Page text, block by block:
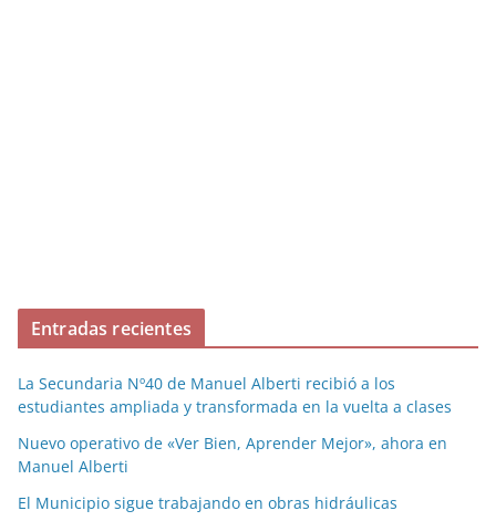
Entradas recientes
La Secundaria Nº40 de Manuel Alberti recibió a los
estudiantes ampliada y transformada en la vuelta a clases
Nuevo operativo de «Ver Bien, Aprender Mejor», ahora en
Manuel Alberti
El Municipio sigue trabajando en obras hidráulicas